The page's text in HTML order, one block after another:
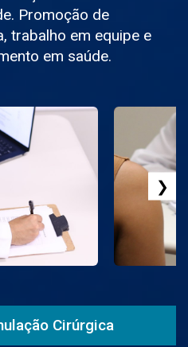
Promoção de
trabalho em equipe e
em saúde.
❯
Cirúrgica